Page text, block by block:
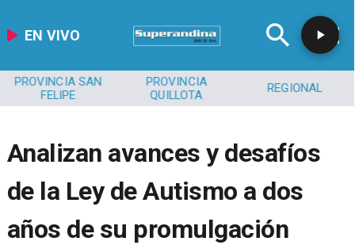
EN VIVO
PROVINCIA SAN
FELIPE
PROVINCIA
QUILLOTA
REGIONAL
Analizan avances y desafíos
de la Ley de Autismo a dos
años de su promulgación